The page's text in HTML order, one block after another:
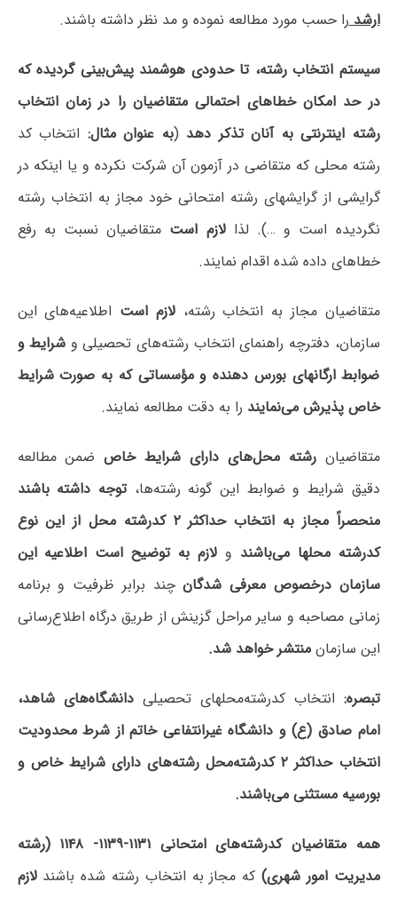
ارشدرا حسب مورد مطالعه نموده و مد نظر داشته باشند.
سیستم انتخاب رشته، تا حدودی هوشمند پیش‌بینی گردیده که
در حد امکان خطاهای احتمالی متقاضیان را در زمان انتخاب
رشته اینترنتی به آنان تذکر دهد (به عنوان مثال: انتخاب کد
رشته محلی که متقاضی در آزمون آن شرکت نکرده و یا اینکه در
گرایشی از گرایشهای رشته امتحانی خود مجاز به انتخاب رشته
نگردیده است و …). لذالازم است متقاضیان نسبت به رفع
خطاهای داده شده اقدام نمایند.
متقاضیان مجاز به انتخاب رشته،لازم است اطلاعیه‌های این
سازمان، دفترچه راهنمای انتخاب رشته‌های تحصیلی و شرایط و
ضوابط ارگانهای بورس دهنده و مؤسساتی که به صورت شرایط
خاص پذیرش می‌نمایند را به دقت مطالعه نمایند.
متقاضیان رشته‌ محل‌های دارای شرایط خاصضمن مطالعه
دقیق شرایط و ضوابط این گونه رشته‌ها،توجه داشته باشند
منحصراً مجاز به انتخاب حداکثر ۲ کدرشته محل از این نوع
کدرشته محلها می‌باشند ولازم به توضیح است اطلاعیه این
سازمان درخصوص معرفی شدگانچند برابر ظرفیت و برنامه
زمانی مصاحبه و سایر مراحل گزینش از طریق درگاه اطلاع‌رسانی
این سازمان منتشر خواهد شد.
تبصره: انتخاب کدرشته‌محلهای تحصیلی دانشگاه‌های شاهد،
امام صادق (ع) و دانشگاه غیرانتفاعی خاتماز شرط محدودیت
انتخاب حداکثر ۲ کدرشته‌محل رشته‌های دارای شرایط خاص و
بورسیه مستثنی می‌باشند.
همه متقاضیان کدرشته‌های امتحانی ۱۱۳۱-۱۱۳۹- ۱۱۴۸ (رشته
مدیریت امور شهری) که مجاز به انتخاب رشته شده باشند لازم